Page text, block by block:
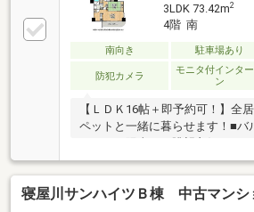
3LDK 73.42m2
4階 南
南向き 駐車場あり
防犯カメラ
モニタ付インタ
ン
【ＬＤＫ16帖＋即予約可！】全
ペットと一緒に暮らせます！■バ
め、お子様の様子を見ながらお
寝屋川サンハイツＢ棟 中古マンシ